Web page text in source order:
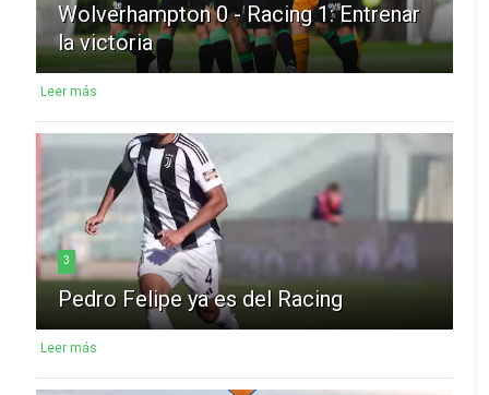
Wolverhampton 0 - Racing 1: Entrenar
la victoria
Leer más
3
Pedro Felipe ya es del Racing
Leer más